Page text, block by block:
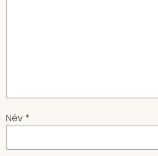
Név*